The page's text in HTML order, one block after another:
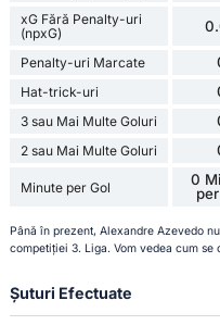
xG Fără Penalty-uri
(npxG)
Penalty-uri Marcate
Hat-trick-uri
3 sau Mai Multe Goluri
2 sau Mai Multe Goluri
Minute per Gol
0
Până în prezent, Alexandre Azevedo
competiției 3. Liga. Vom vedea cum
Șuturi Efectuate